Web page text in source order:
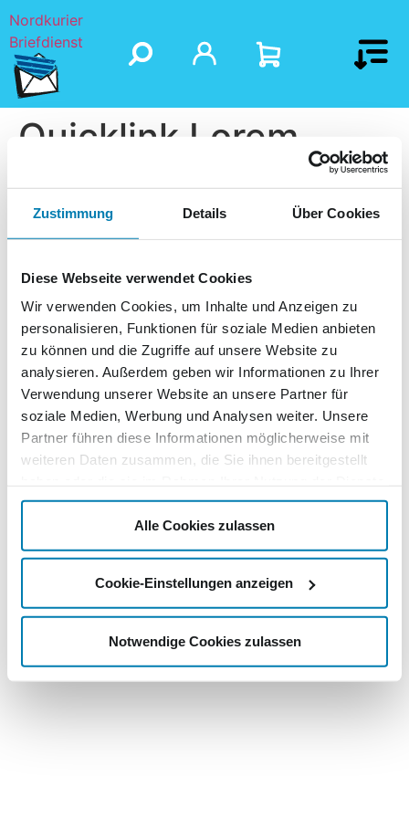
Zustimmung Details Über Cookies
Diese Webseite verwendet Cookies
Wir verwenden Cookies, um Inhalte und Anzeigen zu
personalisieren, Funktionen für soziale Medien anbieten
zu können und die Zugriffe auf unsere Website zu
analysieren. Außerdem geben wir Informationen zu Ihrer
Verwendung unserer Website an unsere Partner für
soziale Medien, Werbung und Analysen weiter. Unsere
Partner führen diese Informationen möglicherweise mit
weiteren Daten zusammen, die Sie ihnen bereitgestellt
gesammelt haben.
Alle Cookies zulassen
Cookie-Einstellungen anzeigen
Notwendige Cookies zulassen
Nordkurier
Briefdienst
Quicklink Lorem
Ipsum 6